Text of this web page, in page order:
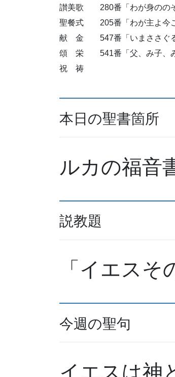
讃美歌 280番「わが身ののぞ
聖餐式 205番「わが主よ今こ
献 金 547番「いまささぐる
頌 栄 541番「父、み子、み
祝 祷
本日の聖書箇所
ルカの福音
説教題
「イエスそ
今週の聖句
イエスは神